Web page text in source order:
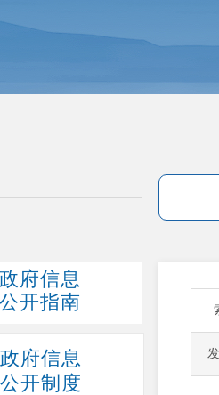
政府信息
公开指南
政府信息
公开制度